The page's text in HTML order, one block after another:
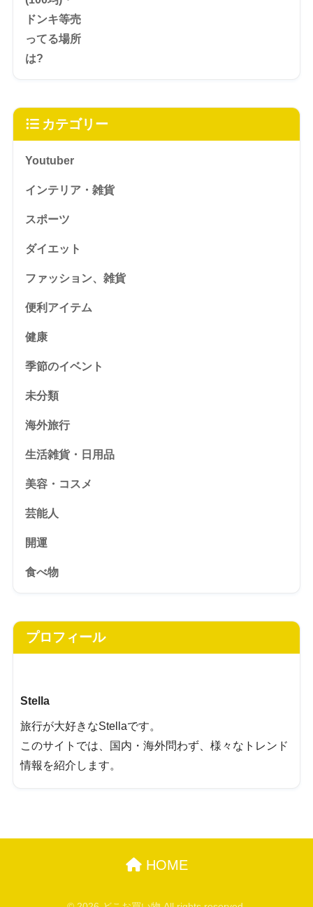
カテゴリー
Youtuber
インテリア・雑貨
スポーツ
ダイエット
ファッション、雑貨
便利アイテム
健康
季節のイベント
未分類
海外旅行
生活雑貨・日用品
美容・コスメ
芸能人
開運
食べ物
プロフィール
Stella
旅行が大好きなStellaです。
このサイトでは、国内・海外問わず、様々なトレンド
情報を紹介します。
HOME